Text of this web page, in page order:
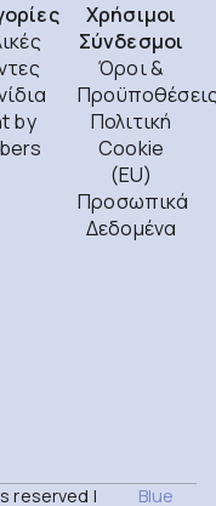
by
Χρήσιμοι
Σύνδεσμοι
Όροι &
Πολιτική
Cookie
(EU)
Προσωπικά
Δεδομένα
reserved | Blue